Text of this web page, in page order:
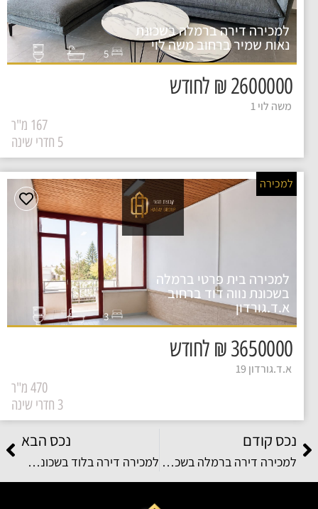
למכירה דירה ברמלה בשכונת
נאות שמיר ברחוב משה לוי 5
2600000 ₪ לחודש
משה לוי 1
167 מ"ר
למכירה בית פרטי ברמלה
בשכונת נווה דוד ברחוב
א.ד.גורדון 3
3650000 ₪ לחודש
א.ד.גורדון 19
למכירה
470 מ"ר
נכס קודם
למכירה דירה ברמלה בשכונת קריית מנחם (אפקה) ברחוב דוגית
נכס הבא
למכירה דירה בלוד בשכונת אחיסמך ברחוב שבט יהודה